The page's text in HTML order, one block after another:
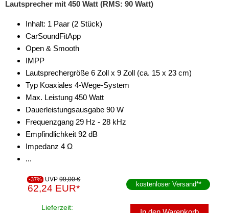
Lautsprecher mit 450 Watt (RMS: 90 Watt)
Inhalt: 1 Paar (2 Stück)
CarSoundFitApp
Open & Smooth
IMPP
Lautsprechergröße 6 Zoll x 9 Zoll (ca. 15 x 23 cm)
Typ Koaxiales 4-Wege-System
Max. Leistung 450 Watt
Dauerleistungsausgabe 90 W
Frequenzgang 29 Hz - 28 kHz
Empfindlichkeit 92 dB
Impedanz 4 Ω
...
-37% UVP 99,00 €
62,24 EUR* kostenloser Versand**
Lieferzeit: